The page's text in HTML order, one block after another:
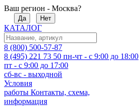
Ваш регион - Москва?
Да Нет
КАТАЛОГ
8 (800) 500-57-87
8 (495) 221 73 50 пн-чт - с 9:00 до 18:00
пт - с 9:00 до 17:00
сб-вс - выходной
Условия
работы Контакты, схема,
информация